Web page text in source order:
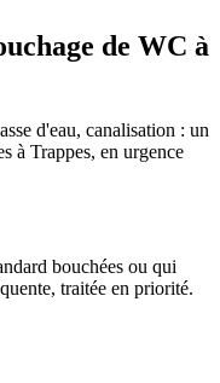
de WC à
d'eau, canalisation : un
à Trappes, en urgence
bouchées ou qui
traitée en priorité.